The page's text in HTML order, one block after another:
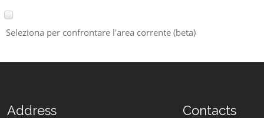
Seleziona per confrontare l'area corrente (beta)
Address Contacts